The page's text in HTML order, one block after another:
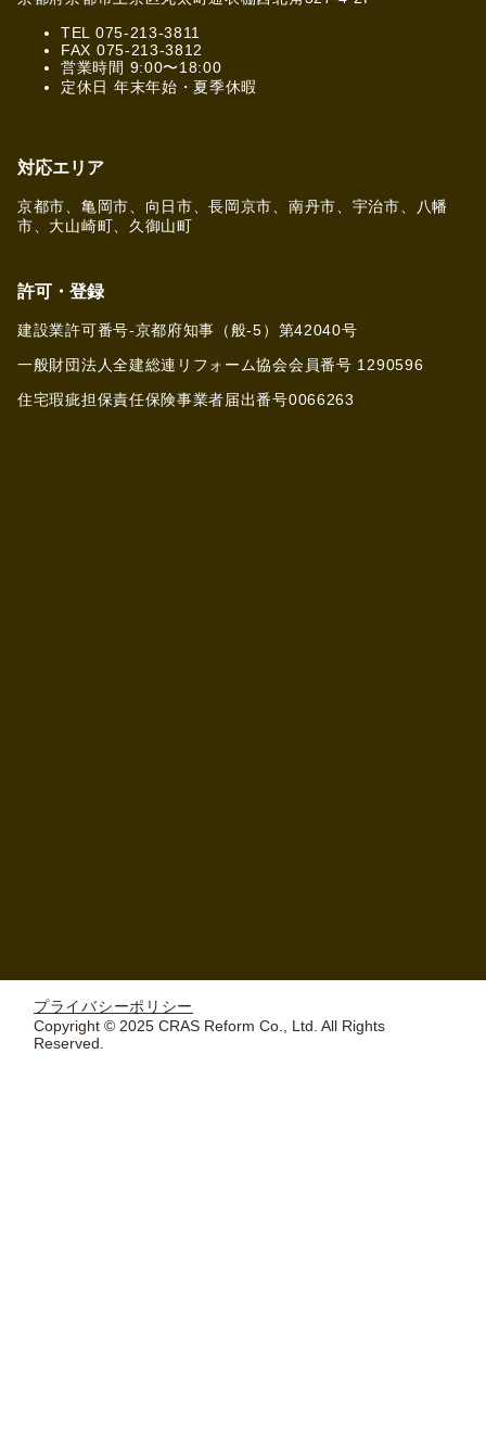
TEL 075-213-3811
FAX 075-213-3812
営業時間 9:00〜18:00
定休日 年末年始・夏季休暇
対応エリア
京都市、亀岡市、向日市、長岡京市、南丹市、宇治市、八幡
市、大山崎町、久御山町
許可・登録
建設業許可番号-京都府知事（般-5）第42040号
一般財団法人全建総連リフォーム協会会員番号 1290596
住宅瑕疵担保責任保険事業者届出番号0066263
プライバシーポリシー
Copyright © 2025 CRAS Reform Co., Ltd. All Rights
Reserved.